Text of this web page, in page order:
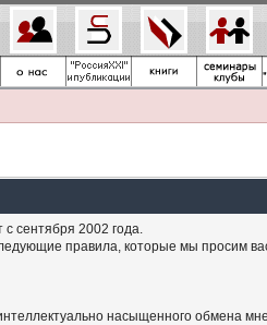
сентября 2002 года.
правила, которые мы просим
насыщенного обмена